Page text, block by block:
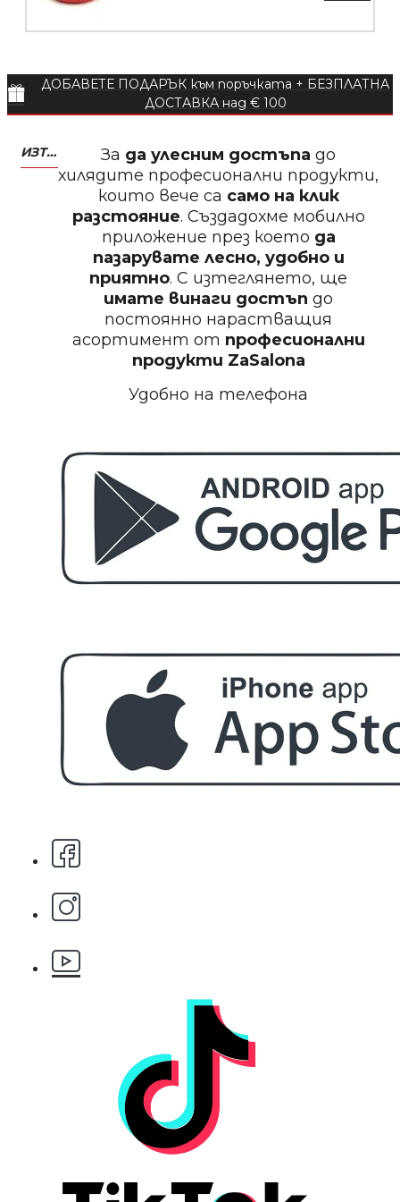
Пила за нокти
БЕЗПЛАТНО
Пила за нокти
БЕЗПЛАТНО
Пила за полиране на нокти
БЕЗПЛАТНО
БЕЗПЛАТНО
За поръчка над € 40.00 (78.23 лв.)
Стипца 20 броя в кибрит
Клипс тип щъркел 1 брой
ДОБАВЕТЕ ПОДАРЪК към поръчката + БЕЗПЛАТНА
ДОСТАВКА над € 100
ИЗТЕГЛЕТЕ МОБИЛНО ПРИЛОЖЕНИЕ ZASALONA За да улесним достъпадо
хилядите професионални продукти,
които вече са само на клик
разстояние. Създадохме мобилно
приложение през което да
пазарувате лесно, удобно и
приятно. С изтеглянето, ще
имате винаги достъп до
постоянно нарастващия
асортимент от професионални
продукти ZaSalona
Удобно на телефона